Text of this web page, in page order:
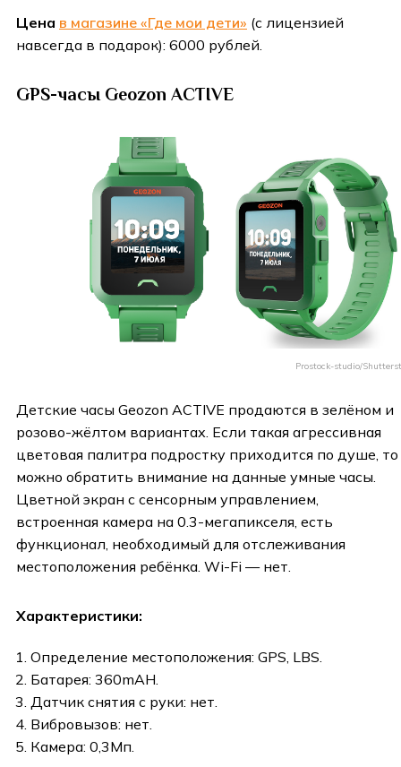
Цена в магазине «Где мои дети» (с лицензией
навсегда в подарок): 6000 рублей.
GPS-часы Geozon ACTIVE
Prostock-studio/
Детские часы Geozon ACTIVE продаются в зелёном и
розово-жёлтом вариантах. Если такая агрессивная
цветовая палитра подростку приходится по душе, то
можно обратить внимание на данные умные часы.
Цветной экран с сенсорным управлением,
встроенная камера на 0.3-мегапикселя, есть
функционал, необходимый для отслеживания
местоположения ребёнка. Wi-Fi — нет.
Характеристики:
Определение местоположения: GPS, LBS.
Батарея: 360mAH.
Датчик снятия с руки: нет.
Вибровызов: нет.
Камера: 0,3Мп.